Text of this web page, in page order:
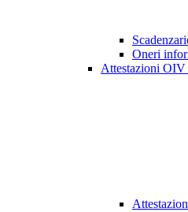
Oneri
Attestazioni OIV